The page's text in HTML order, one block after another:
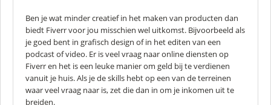
Ben je wat minder creatief in het maken van producten dan
biedt Fiverr voor jou misschien wel uitkomst. Bijvoorbeeld als
je goed bent in grafisch design of in het editen van een
podcast of video. Er is veel vraag naar online diensten op
Fiverr en het is een leuke manier om geld bij te verdienen
vanuit je huis. Als je de skills hebt op een van de terreinen
waar veel vraag naar is, zet die dan in om je inkomen uit te
breiden.